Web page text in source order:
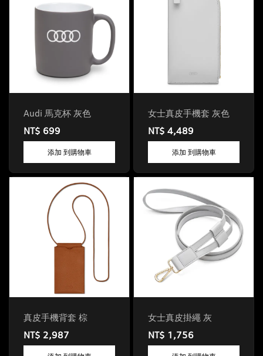
Audi 馬克杯 灰色
NT$ 699
添加 到購物車
女士真皮手機套 灰色
NT$ 4,489
添加 到購物車
真皮手機背套 棕
NT$ 2,987
女士真皮掛繩 灰
NT$ 1,756